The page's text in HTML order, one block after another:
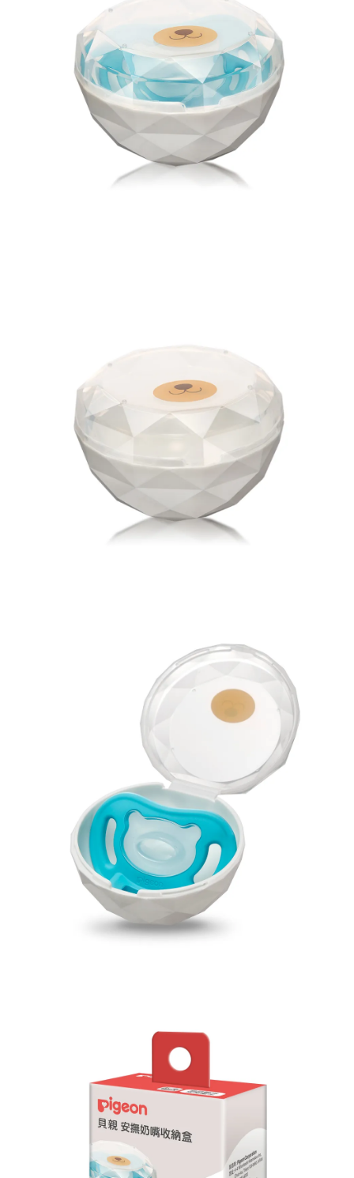
是否繳費成功／繳費後需取消欲退款等相關疑問，請聯繫「AFTEE先享後付
https://netprotections.freshdesk.com/support/home
【注意事項】
１．透過由恩沛科技股份有限公司提供之「AFTEE先享後付」服務完成之交
易，需依本服務之必要範圍內提供個人資料，並將交易相關給付款項請求債
權轉讓予恩沛科技股份有限公司。
２．關於個人資料處理事宜，請瀏覽以下網址：
https://aftee.tw/terms/#terms3
３．未成年的使用者請事先徵得法定代理人或監護人之同意方可使用
「AFTEE先享後付」，若未經同意申辦者引起之損失，本公司不負相關責
４．使用「AFTEE先享後付」時，將依據個別帳號之用戶狀況，依本公司即
每筆NT$60，滿NT$590(含以上)免運費
每筆NT$100，滿NT$590(含以上)免運費
每筆NT$150，滿NT$890(含以上)免運費